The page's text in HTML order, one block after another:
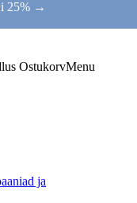
25% →
OstukorvMenu
ja